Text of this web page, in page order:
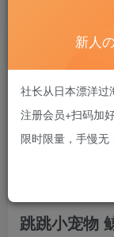
📢 社长提
使用情趣用品
洩方式，既可
跳跳小宠物
新人
社长从日本漂洋过
注册会员+扫码加
限时限量，手慢无